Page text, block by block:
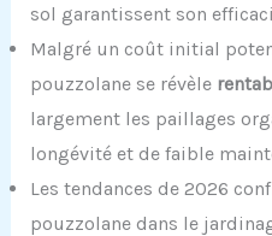
sol garantissent son
Malgré un coût initial
pouzzolane se révèle
largement les paillages
longévité et de faible
Les tendances de 2026
pouzzolane dans le